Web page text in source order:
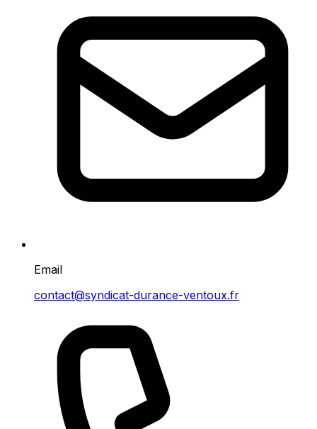
Email
contact@syndicat-durance-ventoux.fr